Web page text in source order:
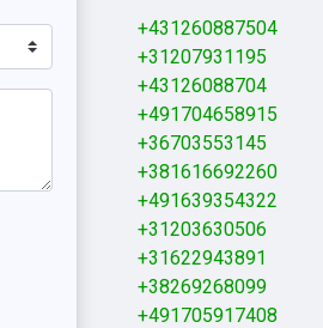
+431260887504
+31207931195
+43126088704
+491704658915
+36703553145
+381616692260
+491639354322
+31203630506
+31622943891
+38269268099
+491705917408